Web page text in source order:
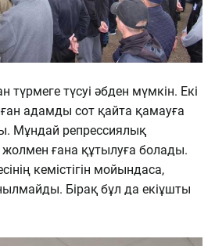
түрмеге түсуі әбден мүмкін. Екі
адамды сот қайта қамауға
Мұндай репрессиялық
ғана құтылуға болады.
кемістігін мойындаса,
Бірақ бұл да екіұшты